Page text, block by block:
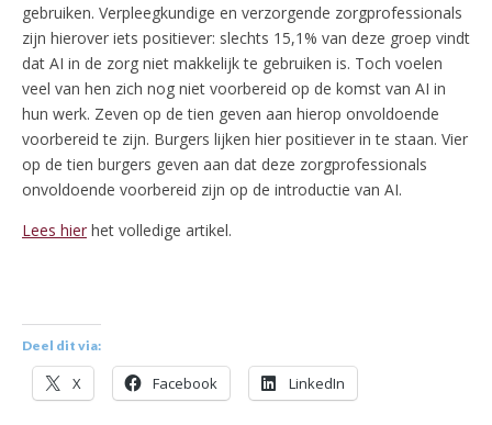
gebruiken. Verpleegkundige en verzorgende zorgprofessionals
zijn hierover iets positiever: slechts 15,1% van deze groep vindt
dat AI in de zorg niet makkelijk te gebruiken is. Toch voelen
veel van hen zich nog niet voorbereid op de komst van AI in
hun werk. Zeven op de tien geven aan hierop onvoldoende
voorbereid te zijn. Burgers lijken hier positiever in te staan. Vier
op de tien burgers geven aan dat deze zorgprofessionals
onvoldoende voorbereid zijn op de introductie van AI.
Lees hier het volledige artikel.
Deel dit via:
X Facebook LinkedIn